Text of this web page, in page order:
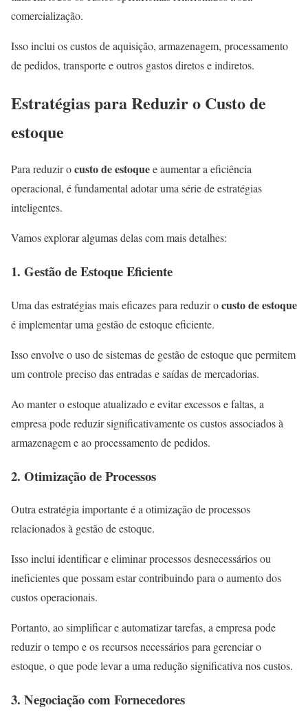
comercialização.
Isso inclui os custos de aquisição, armazenagem, processamento
de pedidos, transporte e outros gastos diretos e indiretos.
Estratégias para Reduzir o Custo de
estoque
Para reduzir ocusto de estoquee aumentar a eficiência
operacional, é fundamental adotar uma série de estratégias
inteligentes.
Vamos explorar algumas delas com mais detalhes:
1. Gestão de Estoque Eficiente
Uma das estratégias mais eficazes para reduzir ocusto de estoque
é implementar uma gestão de estoque eficiente.
Isso envolve o uso de sistemas de gestão de estoque que permitem
um controle preciso das entradas e saídas de mercadorias.
Ao manter o estoque atualizado e evitar excessos e faltas, a
empresa pode reduzir significativamente os custos associados à
armazenagem e ao processamento de pedidos.
2. Otimização de Processos
Outra estratégia importante é a otimização de processos
relacionados à gestão de estoque.
Isso inclui identificar e eliminar processos desnecessários ou
ineficientes que possam estar contribuindo para o aumento dos
custos operacionais.
Portanto, ao simplificar e automatizar tarefas, a empresa pode
reduzir o tempo e os recursos necessários para gerenciar o
estoque, o que pode levar a uma redução significativa nos custos.
3. Negociação com Fornecedores